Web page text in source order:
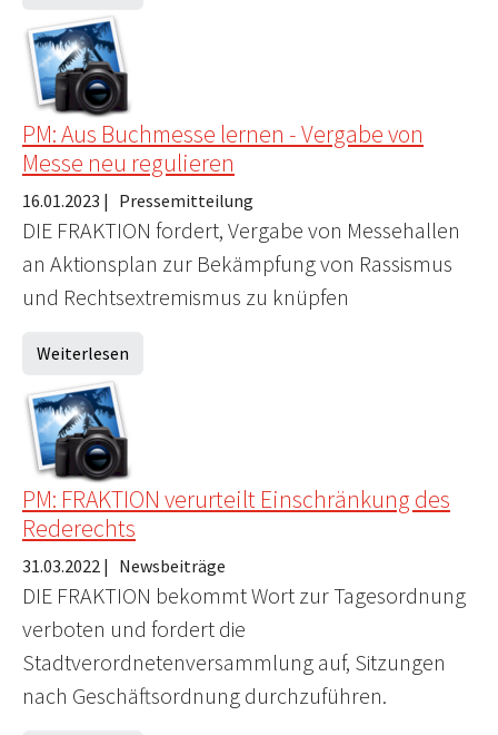
PM: Aus Buchmesse lernen - Vergabe von
Messe neu regulieren
16.01.2023 | Pressemitteilung
DIE FRAKTION fordert, Vergabe von Messehallen
an Aktionsplan zur Bekämpfung von Rassismus
und Rechtsextremismus zu knüpfen
Weiterlesen
PM: FRAKTION verurteilt Einschränkung des
Rederechts
31.03.2022 | Newsbeiträge
DIE FRAKTION bekommt Wort zur Tagesordnung
verboten und fordert die
Stadtverordnetenversammlung auf, Sitzungen
nach Geschäftsordnung durchzuführen.